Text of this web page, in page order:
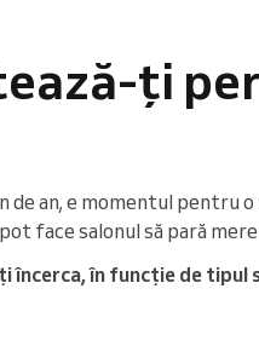
ți
de an, e momentul pentru
face salonul să pară
încerca, în funcție de tipul